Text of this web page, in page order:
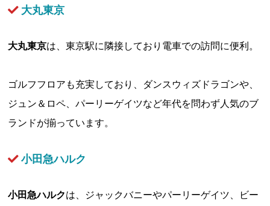
大丸東京
大丸東京は、東京駅に隣接しており電車での訪問に便利。
ゴルフフロアも充実しており、ダンスウィズドラゴンや、
ジュン＆ロペ、パーリーゲイツなど年代を問わず人気のブ
ランドが揃っています。
小田急ハルク
小田急ハルクは、ジャックバニーやパーリーゲイツ、ビー